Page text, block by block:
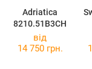
Adriatica
8210.51B3CH
від
14 750 грн.